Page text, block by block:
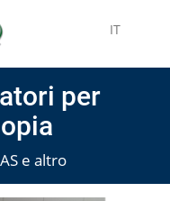
IT
per
e altro